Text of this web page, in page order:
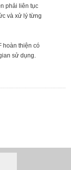
phải liên tục
và xử lý từng
hoàn thiện có
sử dụng.